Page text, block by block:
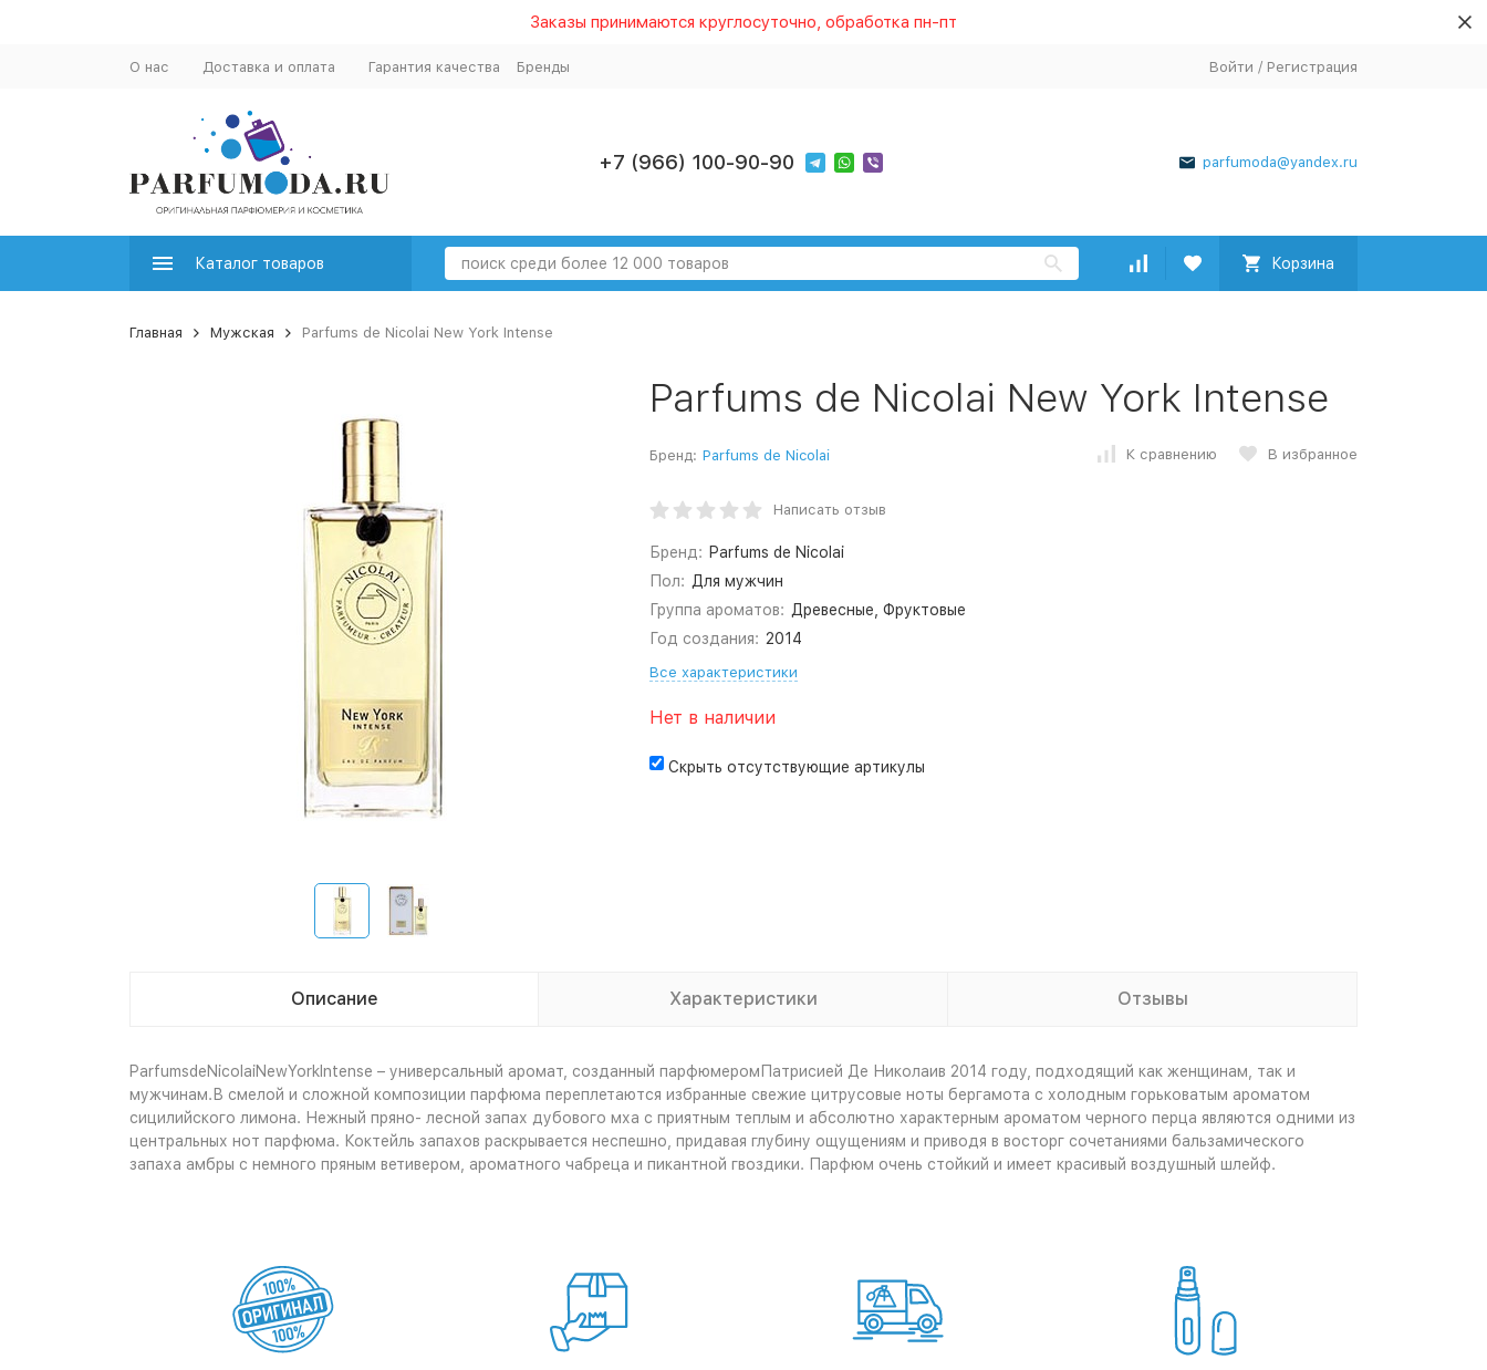
Заказы принимаются круглосуточно, обработка пн-пт
О нас Доставка и оплата Гарантия качества Бренды Войти / Регистрация
+7 (966) 100-90-90 parfumoda@yandex.ru
Каталог товаров Корзина
Главная Мужская Parfums de Nicolai New York Intense
Parfums de Nicolai New York Intense
Бренд: Parfums de Nicolai К сравнению В избранное
Написать отзыв
Бренд: Parfums de Nicolai
Пол: Для мужчин
Группа ароматов: Древесные, Фруктовые
Год создания: 2014
Все характеристики
Нет в наличии
Скрыть отсутствующие артикулы
Описание Характеристики Отзывы
ParfumsdeNicolaiNewYorkIntense – универсальный аромат, созданный парфюмеромПатрисией Де Николаив 2014 году, подходящий как женщинам, так и
мужчинам.В смелой и сложной композиции парфюма переплетаются избранные свежие цитрусовые ноты бергамота с холодным горьковатым ароматом
сицилийского лимона. Нежный пряно- лесной запах дубового мха с приятным теплым и абсолютно характерным ароматом черного перца являются одними из
центральных нот парфюма. Коктейль запахов раскрывается неспешно, придавая глубину ощущениям и приводя в восторг сочетаниями бальзамического
запаха амбры с немного пряным ветивером, ароматного чабреца и пикантной гвоздики. Парфюм очень стойкий и имеет красивый воздушный шлейф.